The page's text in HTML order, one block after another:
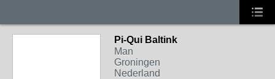
Pi-Qui Baltink
Man
Groningen
Nederland